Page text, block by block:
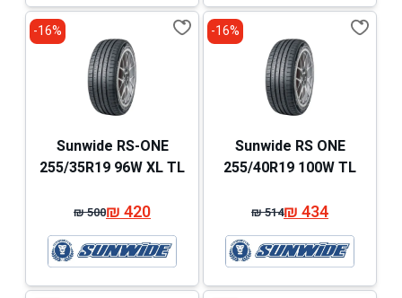
₪ 763.₪ 683.
₪ 541.₪ 461.
16%-
Sunwide RS ONE
255/40R19 100W TL
₪514
המחיר
המקורי
היה:
₪ 514.
₪434 המחיר
הנוכחי
הוא:
₪ 434.
16%-
Sunwide RS-ONE
255/35R19 96W XL TL
₪500
המחיר
המקורי
היה:
₪ 500.
₪420 המחיר
הנוכחי
הוא:
₪ 420.